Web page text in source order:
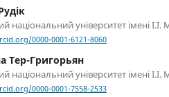
національний університет імені
0000-0001-6121-8060
Тер-Григорьян
національний університет імені
0000-0001-7558-2533